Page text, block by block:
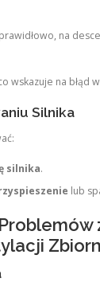
na
wskazuje na błąd
Silnika
silnika.
lub